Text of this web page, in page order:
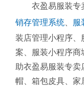
衣盈易服装专
销存管理系统
服
装店管理小程序、
案、服装小程序商
助衣盈易服装专
帽、箱包皮具、家